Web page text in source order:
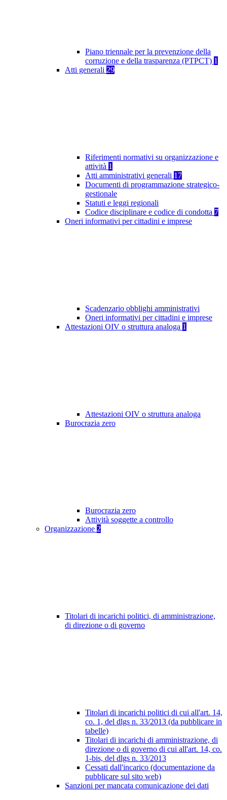
Piano triennale per la prevenzione della
corruzione e della trasparenza (PTPCT) 1
Atti generali 29
Riferimenti normativi su organizzazione e
attività 1
Atti amministrativi generali 17
Documenti di programmazione strategico-
gestionale
Statuti e leggi regionali
Codice disciplinare e codice di condotta 7
Oneri informativi per cittadini e imprese
Scadenzario obblighi amministrativi
Oneri informativi per cittadini e imprese
Attestazioni OIV o struttura analoga 1
Attestazioni OIV o struttura analoga
Burocrazia zero
Burocrazia zero
Attività soggette a controllo
Organizzazione 2
Titolari di incarichi politici, di amministrazione,
di direzione o di governo
Titolari di incarichi politici di cui all'art. 14,
co. 1, del dlgs n. 33/2013 (da pubblicare in
tabelle)
Titolari di incarichi di amministrazione, di
direzione o di governo di cui all'art. 14, co.
1-bis, del dlgs n. 33/2013
Cessati dall'incarico (documentazione da
pubblicare sul sito web)
Sanzioni per mancata comunicazione dei dati